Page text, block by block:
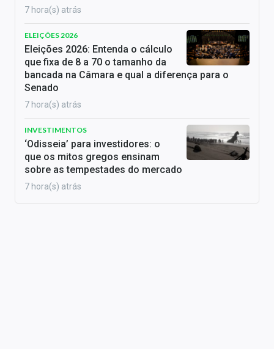
7 hora(s) atrás
ELEIÇÕES 2026
Eleições 2026: Entenda o cálculo
que fixa de 8 a 70 o tamanho da
bancada na Câmara e qual a diferença para o
Senado
7 hora(s) atrás
INVESTIMENTOS
‘Odisseia’ para investidores: o
que os mitos gregos ensinam
sobre as tempestades do mercado
7 hora(s) atrás